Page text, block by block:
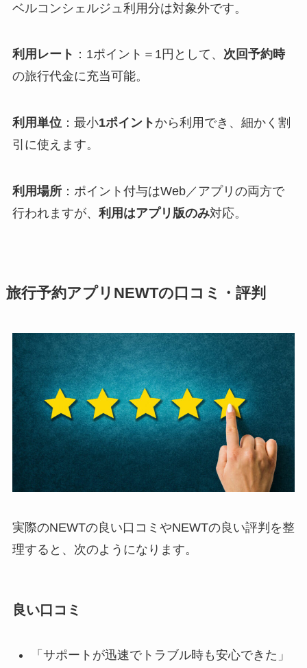
ベルコンシェルジュ利用分は対象外です。
利用レート ：1ポイント＝1円として、 次回予約時
の旅行代金に充当可能。
利用単位：最小1ポイント から利用でき、細かく割
引に使えます。
利用場所：ポイント付与はWeb／アプリの両方で
行われますが、 利用はアプリ版のみ対応。
旅行予約アプリNEWTの口コミ・評判
実際のNEWTの良い口コミやNEWTの良い評判を整
理すると、次のようになります。
良い口コミ
「サポートが迅速でトラブル時も安心できた」